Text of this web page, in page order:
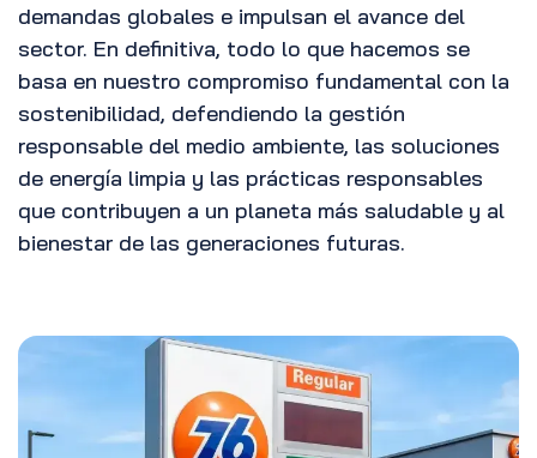
demandas globales e impulsan el avance del
sector. En definitiva, todo lo que hacemos se
basa en nuestro compromiso fundamental con la
sostenibilidad, defendiendo la gestión
responsable del medio ambiente, las soluciones
de energía limpia y las prácticas responsables
que contribuyen a un planeta más saludable y al
bienestar de las generaciones futuras.